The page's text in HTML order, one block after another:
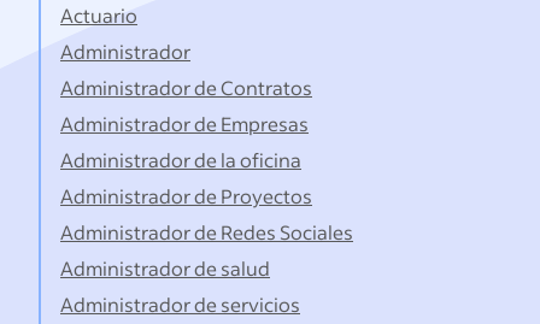
Actuario
Administrador
Administrador de Contratos
Administrador de Empresas
Administrador de la oficina
Administrador de Proyectos
Administrador de Redes Sociales
Administrador de salud
Administrador de servicios